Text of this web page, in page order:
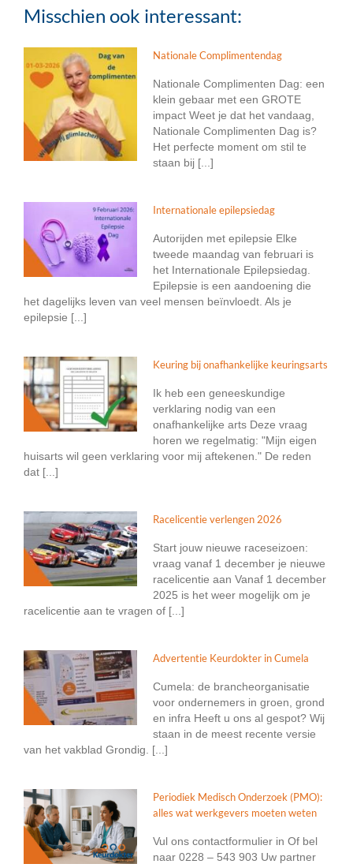
Misschien ook interessant:
Nationale Complimentendag
Nationale Complimenten Dag: een
klein gebaar met een GROTE
impact Weet je dat het vandaag,
Nationale Complimenten Dag is?
Het perfecte moment om stil te
staan bij [...]
Internationale epilepsiedag
Autorijden met epilepsie Elke
tweede maandag van februari is
het Internationale Epilepsiedag.
Epilepsie is een aandoening die
het dagelijks leven van veel mensen beïnvloedt. Als je
epilepsie [...]
Keuring bij onafhankelijke keuringsarts
Ik heb een geneeskundige
verklaring nodig van een
onafhankelijke arts Deze vraag
horen we regelmatig: "Mijn eigen
huisarts wil geen verklaring voor mij aftekenen." De reden
dat [...]
Racelicentie verlengen 2026
Start jouw nieuwe raceseizoen:
vraag vanaf 1 december je nieuwe
racelicentie aan Vanaf 1 december
2025 is het weer mogelijk om je
racelicentie aan te vragen of [...]
Advertentie Keurdokter in Cumela
Cumela: de brancheorganisatie
voor ondernemers in groen, grond
en infra Heeft u ons al gespot? Wij
staan in de meest recente versie
van het vakblad Grondig. [...]
Periodiek Medisch Onderzoek (PMO):
alles wat werkgevers moeten weten
Vul ons contactformulier in Of bel
naar 0228 – 543 903 Uw partner